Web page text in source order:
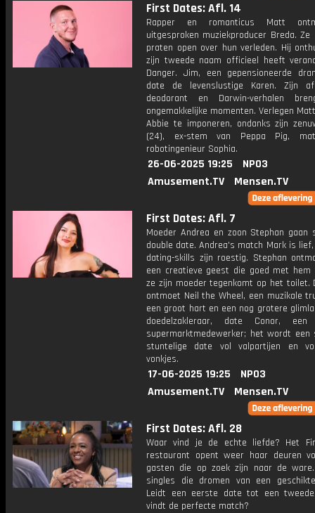
First Dates: Afl. 14
Rapper en romanticus Matt
uitgesproken muziekproducer Breda. Ze
praten open over hun verleden. Hij
zijn tweede naam officieel heeft
Danger. Jim, een gepensioneerde
date de levenslustige Karen. Zijn
deodorant en Darwin-verhalen
ongemakkelijke momenten. Verlegen
Abbie te imponeren, ondanks zijn
(24), ex-stem van Peppa Pig,
robotingenieur Sophia.
26-06-2025 19:25
NPO3
Amusement.TV
Mensen.TV
First Dates: Afl. 7
Moeder Andrea en zoon Stephan gaan
double date. Andrea's match Mark is
dating-skills zijn roestig. Stephan
een creatieve geest die goed met
ze zijn moeder tegenkomt op het toilet.
ontmoet Neil the Wheel, een muzikale
een groot hart en een nog grotere
doedelzakleraar, date Conor, een
supermarktmedewerker; het wordt een
stuntelige date vol valpartijen en
vonkjes.
17-06-2025 19:25
NPO3
Amusement.TV
Mensen.TV
First Dates: Afl. 28
Waar vind je de echte liefde? Het
restaurant opent weer haar deuren
gasten die op zoek zijn naar de
singles die dromen van een
Leidt een eerste date tot een
vindt de perfecte match?